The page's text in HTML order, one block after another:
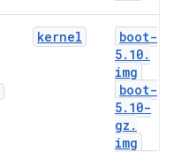
kernel
boot-
5. 10.
img
boot-
5. 10-
gz .
img